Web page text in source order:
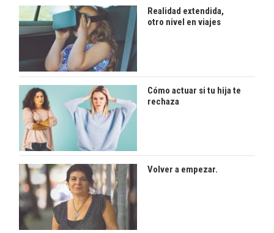
Realidad extendida,
otro nivel en viajes
Cómo actuar si tu hija te
rechaza
Volver a empezar.